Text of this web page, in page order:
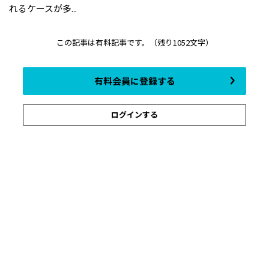
れるケースが多...
この記事は有料記事です。 （残り1052文字）
有料会員に登録する
ログインする